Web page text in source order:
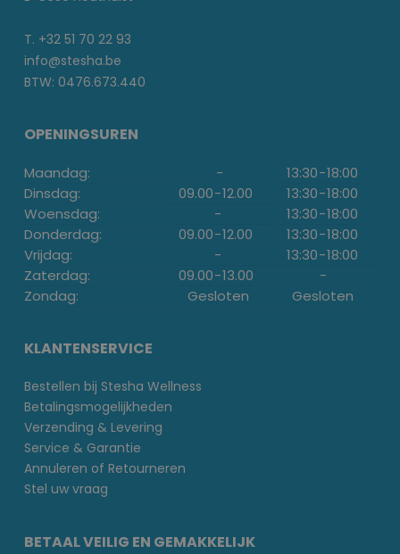
T. +32 51 70 22 93
info@stesha.be
BTW: 0476.673.440
OPENINGSUREN
Maandag: - 13:30-18:00
Dinsdag:
09.00-12.00 13:30-18:00
Woensdag:
- 13:30-18:00
Donderdag:
09.00-12.00 13:30-18:00
Vrijdag:
- 13:30-18:00
Zaterdag:
09.00-13.00
-
Zondag:
Gesloten Gesloten
KLANTENSERVICE
Bestellen bij Stesha Wellness
Betalingsmogelijkheden
Verzending & Levering
Service & Garantie
Annuleren of Retourneren
Stel uw vraag
BETAAL VEILIG EN GEMAKKELIJK